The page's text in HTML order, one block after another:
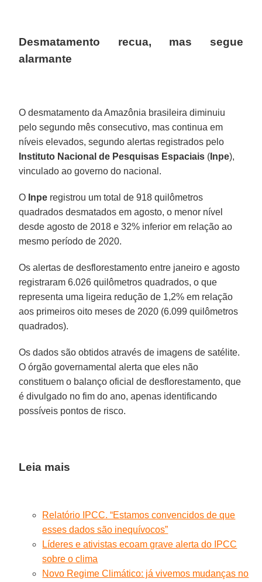
Desmatamento recua, mas segue
alarmante
O desmatamento da Amazônia brasileira diminuiu
pelo segundo mês consecutivo, mas continua em
níveis elevados, segundo alertas registrados pelo
Instituto Nacional de Pesquisas Espaciais ( Inpe),
vinculado ao governo do nacional.
O Inpe registrou um total de 918 quilômetros
quadrados desmatados em agosto, o menor nível
desde agosto de 2018 e 32% inferior em relação ao
mesmo período de 2020.
Os alertas de desflorestamento entre janeiro e agosto
registraram 6.026 quilômetros quadrados, o que
representa uma ligeira redução de 1,2% em relação
aos primeiros oito meses de 2020 (6.099 quilômetros
quadrados).
Os dados são obtidos através de imagens de satélite.
O órgão governamental alerta que eles não
constituem o balanço oficial de desflorestamento, que
é divulgado no fim do ano, apenas identificando
possíveis pontos de risco.
Leia mais
Relatório IPCC. “Estamos convencidos de que
esses dados são inequívocos”
Líderes e ativistas ecoam grave alerta do IPCC
sobre o clima
Novo Regime Climático: já vivemos mudanças no